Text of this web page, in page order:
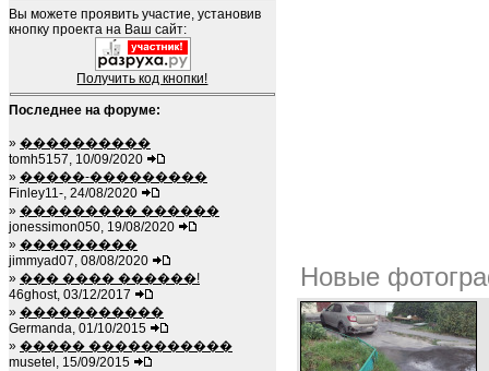
Вы можете проявить участие, установив
кнопку проекта на Ваш сайт:
Получить код кнопки!
Последнее на форуме:
» ����������
tomh5157, 10/09/2020
» �����-���������
Finley11-, 24/08/2020
» ��������� ������
jonessimon050, 19/08/2020
» ���������
jimmyad07, 08/08/2020
» ��� ���� ������!
46ghost, 03/12/2017
» �����������
Germanda, 01/10/2015
» ����� �����������
musetel, 15/09/2015
Новые